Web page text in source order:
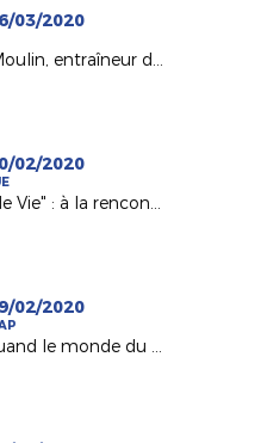
03/2020
Stéphane Moulin, entraîneur du Angers SCO invité d' "Une semaine en ballon"
02/2020
"Club Lieu de Vie" : à la rencontres des clubs engagés
02/2020
Initiative : quand le monde du handisport et celui le football se rencontrent